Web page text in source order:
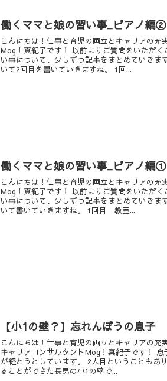
働くママと娘の習い事_ピアノ編②
こんにちは！仕事と育児の両立とキャリアの充
Mog！真紀子です！ 以前よりご質問をいただ
い事について、少しずつ記事をまとめていきま
いて2回目を書いていきますね。 1回...
働くママと娘の習い事_ピアノ編①
こんにちは！仕事と育児の両立とキャリアの充
Mog！真紀子です！ 以前よりご質問をいただ
い事について、少しずつ記事をまとめていきま
いて書いていきますね。 1回目 教室...
【小1の壁？】忘れんぼうの息子
こんにちは！仕事と育児の両立とキャリアの充
キャリアコンサルタントMog！真紀子です！
が経とうとしています。 2人目ということもあ
ることができた長男の小1の壁で...